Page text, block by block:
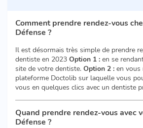
Comment prendre rendez-vous
Défense ?
Il est désormais très simple de prendre
dentiste en 2023 Option 1 : en se
site de votre dentiste. Option 2 : en vous
plateforme Doctolib sur laquelle vous
vous en quelques clics avec un dentiste
Quand prendre rendez-vous avec
Défense ?